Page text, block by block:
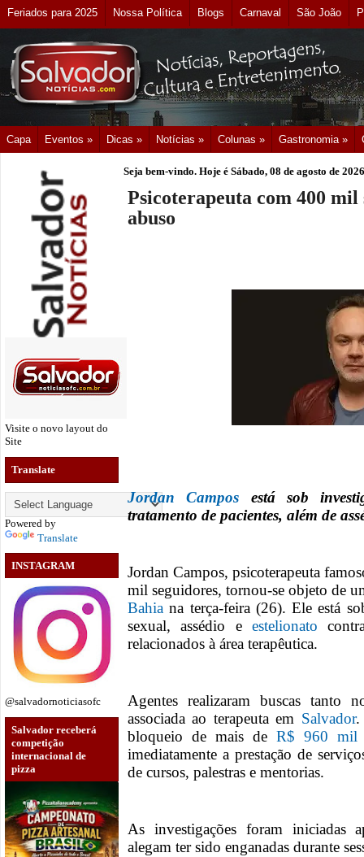
Feriados para 2025 Nossa Política Blogs Carnaval São João
Capa Eventos » Dicas » Notícias » Colunas » Gastronomia »
Visite o novo layout do
Site
Translate
Powered by
Translate
INSTAGRAM
@salvadornoticiasofc
Salvador receberá
competição
internacional de
pizza
Seja bem-vindo. Hoje é Sábado, 08 de agosto de 2026
Psicoterapeuta com 400 mil
abuso
Jordan Campos está sob
tratamento de pacientes, além de
Jordan Campos, psicoterapeuta
mil seguidores, tornou-se objeto de
Bahia na terça-feira (26). Ele está
sexual, assédio e estelionato
relacionados à área terapêutica.
Agentes realizaram buscas tanto
associada ao terapeuta em Salvador.
bloqueio de mais de R$ 960 mil
imediatamente a prestação de
de cursos, palestras e mentorias.
As investigações foram iniciadas
alegam ter sido enganadas durante